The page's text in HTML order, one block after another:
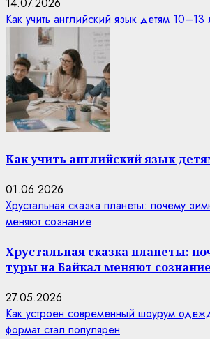
14.07.2026
Как учить английский язык детям 10–13
Как учить английский язык
01.06.2026
Хрустальная сказка планеты: почему
меняют сознание
Хрустальная сказка планеты:
туры на Байкал меняют сознание
27.05.2026
Как устроен современный шоурум
формат стал популярен